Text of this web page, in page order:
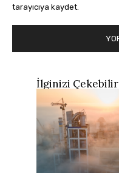
tarayıcıya kaydet.
İlginizi Çekebilir